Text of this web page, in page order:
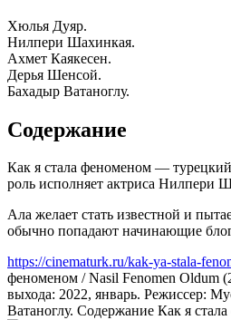
Хюлья Дуяр.
Нилпери Шахинкая.
Ахмет Каякесен.
Дерья Шенсой.
Бахадыр Ватаноглу.
Содержание
Как я стала феноменом —
роль исполняет актриса Нилпери
Ала желает стать известной и
обычно попадают начинающие
https://cinematurk.ru/kak-ya-stala-
феноменом / Nasil Fenomen Oldum
выхода: 2022, январь. Режиссер:
Ватаноглу. Содержание Как я